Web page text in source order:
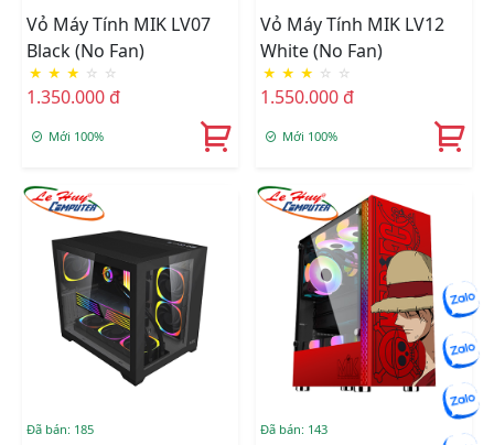
Vỏ Máy Tính MIK LV07
Black (No Fan)
★ ★ ★ ☆ ☆
1.350.000 đ
Mới 100%
Vỏ Máy Tính MIK LV12
White (No Fan)
★ ★ ★ ☆ ☆
1.550.000 đ
Mới 100%
Đã bán: 185 Đã bán: 143